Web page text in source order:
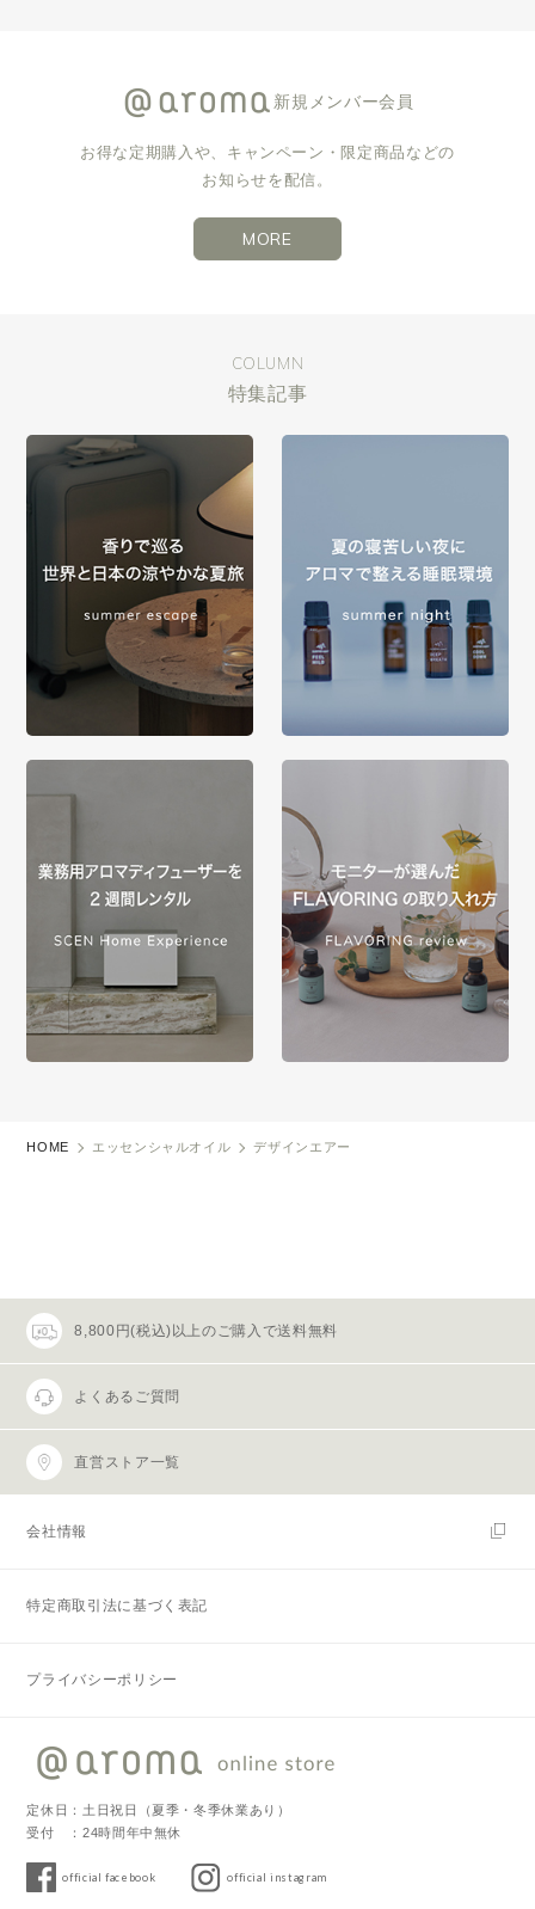
新規メンバー会員
お得な定期購入や、キャンペーン・限定商品などの
お知らせを配信。
MORE
COLUMN
特集記事
HOME エッセンシャルオイル デザインエアー
8,800円(税込)以上のご購入で送料無料
よくあるご質問
直営ストア一覧
会社情報
特定商取引法に基づく表記
プライバシーポリシー
定休日：土日祝日（夏季・冬季休業あり）
受付 ：24時間年中無休
official facebook official instagram